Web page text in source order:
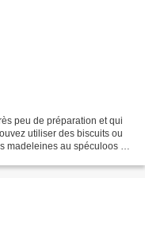
peu de préparation et qui
utiliser des biscuits ou
madeleines au spéculoos (la